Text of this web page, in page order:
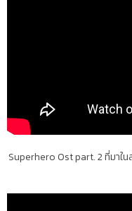
Superhero Ost part. 2 ที่มาใ